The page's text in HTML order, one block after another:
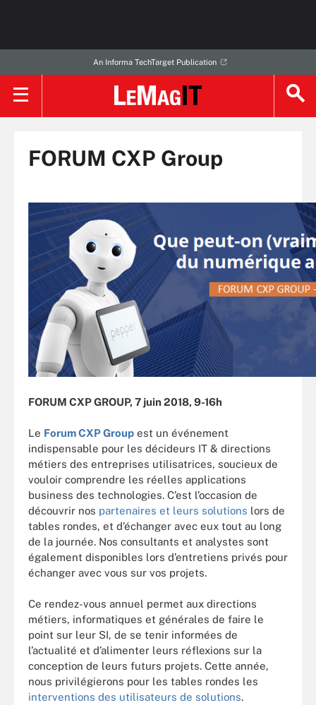
An Informa TechTarget Publication
FORUM CXP Group
FORUM CXP GROUP, 7 juin 2018, 9-16h
Le Forum CXP Group est un événement
indispensable pour les décideurs IT & directions
métiers des entreprises utilisatrices, soucieux de
vouloir comprendre les réelles applications
business des technologies. C’est l’occasion de
découvrir nos partenaires et leurs solutions lors de
tables rondes, et d’échanger avec eux tout au long
de la journée. Nos consultants et analystes sont
également disponibles lors d’entretiens privés pour
échanger avec vous sur vos projets.
Ce rendez-vous annuel permet aux directions
métiers, informatiques et générales de faire le
point sur leur SI, de se tenir informées de
l’actualité et d’alimenter leurs réflexions sur la
conception de leurs futurs projets. Cette année,
nous privilégierons pour les tables rondes les
interventions des utilisateurs de solutions.